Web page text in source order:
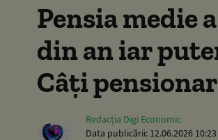
Pensia medie
din an iar
Câți
Redacția Digi Economic
Data publicării: 12.06.2026 10:23